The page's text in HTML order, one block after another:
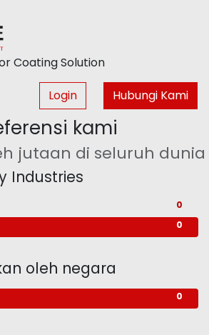
Coating Solution
Login
Hubungi Kami
kami
jutaan di seluruh dunia
Industries
0
0
oleh negara
0